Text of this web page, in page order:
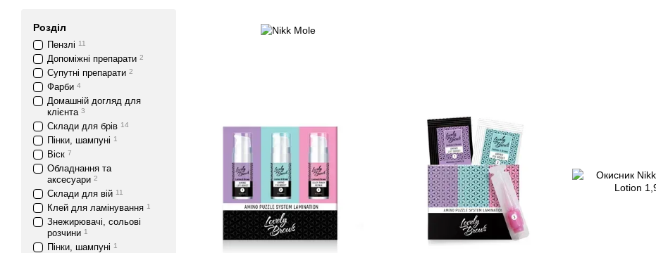
Розділ
Пензлі 11
Допоміжні препарати 2
Супутні препарати 2
Фарби 4
Домашній догляд для
клієнта 3
Склади для брів 14
Пінки, шампуні 1
Віск 7
Обладнання та
аксесуари 2
Склади для вій 11
Клей для ламінування 1
Знежирювачі, сольові
розчини 1
Пінки, шампуні 1